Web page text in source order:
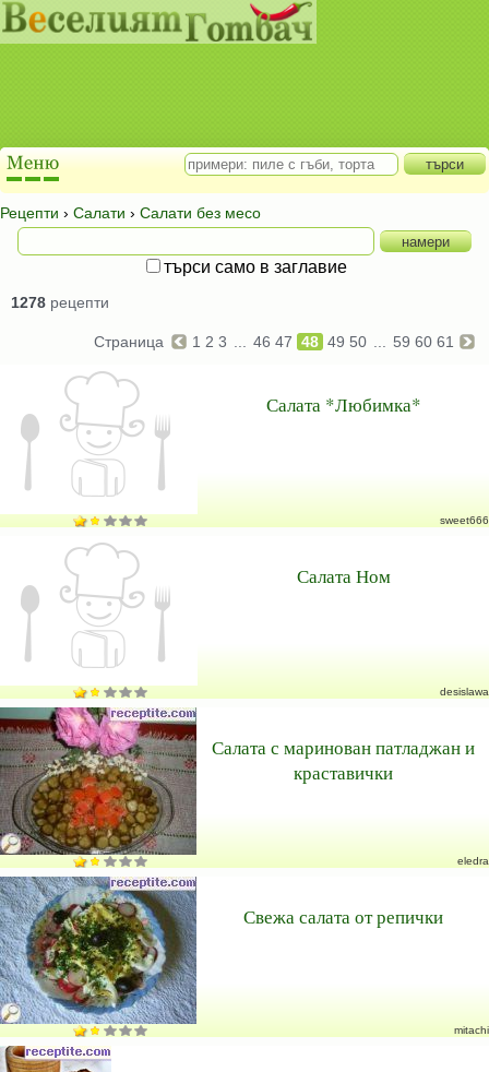
Рецепти › Салати › Салати без месо
търси само в заглавие
1278 рецепти
Страница 1 2 3 46 47 48 49 50 59 60 61
Салата *Любимка*
sweet666
Салата Ном
desislawa
Салата с маринован патладжан и
краставички
eledra
Свежа салата от репички
mitachi